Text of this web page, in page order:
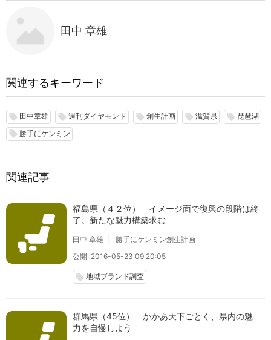
田中 章雄
関連するキーワード
local_offer 田中章雄 local_offer 週刊ダイヤモンド local_offer 創生計画 local_offer 滋賀県 local_offer 琵琶湖
local_offer 勝手にケンミン
関連記事
福島県（４２位） イメージ面で復興の段階は終
了。新たな魅力構築求む
田中 章雄
勝手にケンミン創生計画
公開: 2016-05-23 09:20:05
local_offer 地域ブランド調査
群馬県（45位） かかあ天下ごとく、県内の魅
力を自慢しよう